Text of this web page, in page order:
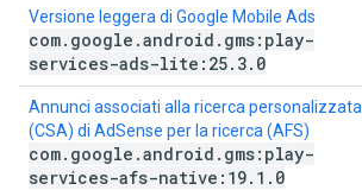
Versione leggera di Google Mobile Ads
com. google .android . gms:play-
services-ads-lite:25. 3. 0
Annunci associati alla ricerca personalizzata
(CSA) di AdSense per la ricerca (AFS)
com. google .android . gms:play-
services-afs-native:19. 1 . 0